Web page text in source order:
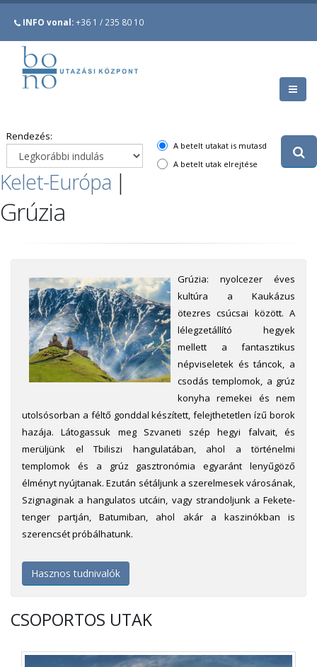
INFO vonal:+36 1 / 235 80 10
A betelt utakat is mutasd
A betelt utak elrejtése
Rendezés:
Kelet-Európa |
Grúzia
Grúzia: nyolcezer éves
kultúra a Kaukázus
ötezres csúcsai között. A
lélegzetállító hegyek
mellett a fantasztikus
népviseletek és táncok, a
csodás templomok, a grúz
konyha remekei és nem
utolsósorban a féltő gonddal készített, felejthetetlen ízű borok
hazája. Látogassuk meg Szvaneti szép hegyi falvait, és
merüljünk el Tbiliszi hangulatában, ahol a történelmi
templomok és a grúz gasztronómia egyaránt lenyűgöző
élményt nyújtanak. Ezután sétáljunk a szerelmesek városának,
Szignaginak a hangulatos utcáin, vagy strandoljunk a Fekete-
tenger partján, Batumiban, ahol akár a kaszinókban is
szerencsét próbálhatunk.
Hasznos tudnivalók
CSOPORTOS UTAK